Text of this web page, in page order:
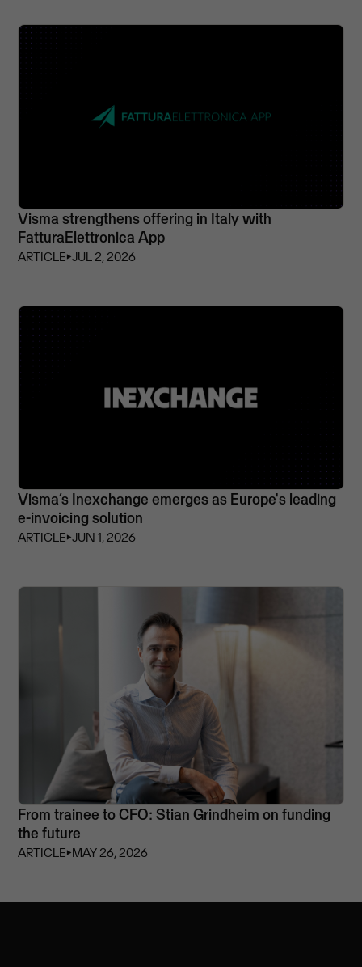
Visma strengthens offering in Italy with
FatturaElettronica App
ARTICLE⏵JUL 2, 2026
Visma’s Inexchange emerges as Europe's leading
e-invoicing solution
ARTICLE⏵JUN 1, 2026
From trainee to CFO: Stian Grindheim on funding
the future
ARTICLE⏵MAY 26, 2026